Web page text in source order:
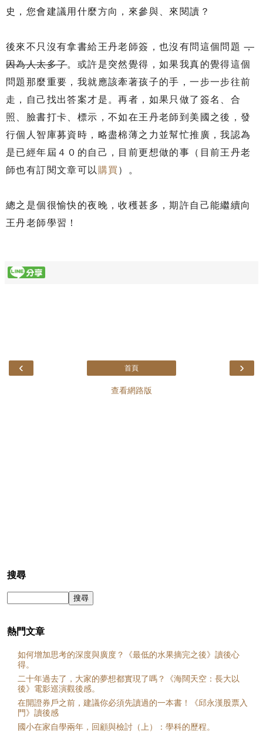
史，您會建議用什麼方向，來參與、來閱讀？
後來不只沒有拿書給王丹老師簽，也沒有問這個問題，
因為人太多了。或許是突然覺得，如果我真的覺得這個
問題那麼重要，我就應該牽著孩子的手，一步一步往前
走，自己找出答案才是。再者，如果只做了簽名、合
照、臉書打卡、標示，不如在王丹老師到美國之後，發
行個人智庫募資時，略盡棉薄之力並幫忙推廣，我認為
是已經年屆４０的自己，目前更想做的事（目前王丹老
師也有訂閱文章可以 購買 ）。
總之是個很愉快的夜晚，收穫甚多，期許自己能繼續向
王丹老師學習！
‹ ›
首頁
查看網路版
搜尋
熱門文章
如何增加思考的深度與廣度？《最低的水果摘完之後》讀後心
得。
二十年過去了，大家的夢想都實現了嗎？《海闊天空：長大以
後》電影巡演觀後感。
在開證券戶之前，建議你必須先讀過的一本書！《邱永漢股票入
門》讀後感
國小在家自學兩年，回顧與檢討（上）：學科的歷程。